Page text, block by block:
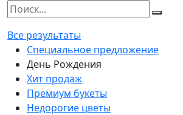
Все результаты
Специальное предложение
День Рождения
Хит продаж
Премиум букеты
Недорогие цветы